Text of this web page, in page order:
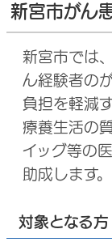
新宮市がん
新宮市では
ん経験者の
負担を軽減
療養生活の
イッグ等の
助成します。
対象となる方